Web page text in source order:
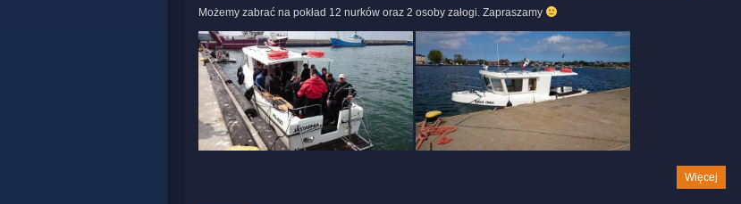
Możemy zabrać na pokład 12 nurków oraz 2 osoby załogi. Zapraszamy
Więcej